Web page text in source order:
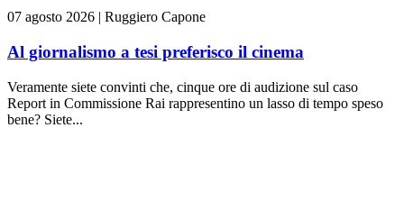
07 agosto 2026 | Ruggiero Capone
Al giornalismo a tesi preferisco il cinema
Veramente siete convinti che, cinque ore di audizione sul caso
Report in Commissione Rai rappresentino un lasso di tempo speso
bene? Siete...